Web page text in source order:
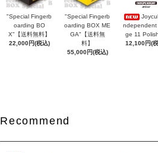
"Special Fingerb
oarding BO
X"【送料無料】
22,000円(税込)
"Special Fingerb
oarding BOX ME
GA"【送料無
料】
55,000円(税込)
ndependent
ge 11
12,100円(
Recommend